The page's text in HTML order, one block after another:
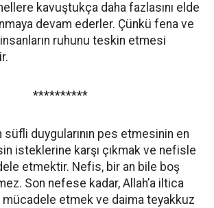
kavuştukça daha fazlasını elde
devam ederler. Çünkü fena ve
ruhunu teskin etmesi
**********
süfli duygularının pes etmesinin en
isteklerine karşı çıkmak ve nefisle
etmektir. Nefis, bir an bile boş
Son nefese kadar, Allah’a iltica
etmek ve daima teyakkuz